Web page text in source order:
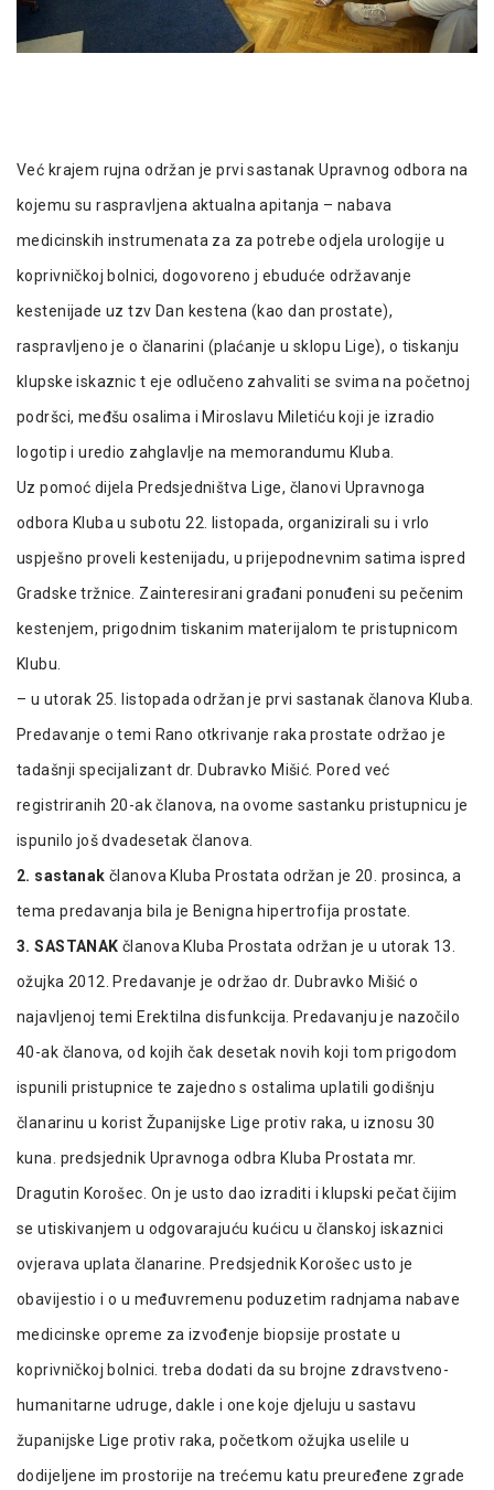
Već krajem rujna održan je prvi sastanak Upravnog odbora na
kojemu su raspravljena aktualna apitanja – nabava
medicinskih instrumenata za za potrebe odjela urologije u
koprivničkoj bolnici, dogovoreno j ebuduće održavanje
kestenijade uz tzv Dan kestena (kao dan prostate),
raspravljeno je o članarini (plaćanje u sklopu Lige), o tiskanju
klupske iskaznic t eje odlučeno zahvaliti se svima na početnoj
podršci, međšu osalima i Miroslavu Miletiću koji je izradio
logotip i uredio zahglavlje na memorandumu Kluba.
Uz pomoć dijela Predsjedništva Lige, članovi Upravnoga
odbora Kluba u subotu 22. listopada, organizirali su i vrlo
uspješno proveli kestenijadu, u prijepodnevnim satima ispred
Gradske tržnice. Zainteresirani građani ponuđeni su pečenim
kestenjem, prigodnim tiskanim materijalom te pristupnicom
Klubu.
– u utorak 25. listopada održan je prvi sastanak članova Kluba.
Predavanje o temi Rano otkrivanje raka prostate održao je
tadašnji specijalizant dr. Dubravko Mišić. Pored već
registriranih 20-ak članova, na ovome sastanku pristupnicu je
ispunilo još dvadesetak članova.
2. sastanak članova Kluba Prostata održan je 20. prosinca, a
tema predavanja bila je Benigna hipertrofija prostate.
3. SASTANAK članova Kluba Prostata održan je u utorak 13.
ožujka 2012. Predavanje je održao dr. Dubravko Mišić o
najavljenoj temi Erektilna disfunkcija. Predavanju je nazočilo
40-ak članova, od kojih čak desetak novih koji tom prigodom
ispunili pristupnice te zajedno s ostalima uplatili godišnju
članarinu u korist Županijske Lige protiv raka, u iznosu 30
kuna. predsjednik Upravnoga odbra Kluba Prostata mr.
Dragutin Korošec. On je usto dao izraditi i klupski pečat čijim
se utiskivanjem u odgovarajuću kućicu u članskoj iskaznici
ovjerava uplata članarine. Predsjednik Korošec usto je
obavijestio i o u međuvremenu poduzetim radnjama nabave
medicinske opreme za izvođenje biopsije prostate u
koprivničkoj bolnici. treba dodati da su brojne zdravstveno-
humanitarne udruge, dakle i one koje djeluju u sastavu
županijske Lige protiv raka, početkom ožujka uselile u
dodijeljene im prostorije na trećemu katu preuređene zgrade